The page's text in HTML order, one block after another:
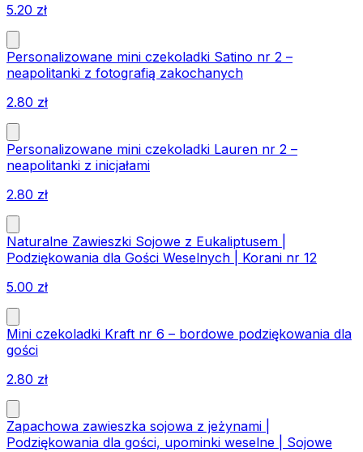
5.20 zł
Personalizowane mini czekoladki Satino nr 2 –
neapolitanki z fotografią zakochanych
2.80 zł
Personalizowane mini czekoladki Lauren nr 2 –
neapolitanki z inicjałami
2.80 zł
Naturalne Zawieszki Sojowe z Eukaliptusem |
Podziękowania dla Gości Weselnych | Korani nr 12
5.00 zł
Mini czekoladki Kraft nr 6 – bordowe podziękowania dla
gości
2.80 zł
Zapachowa zawieszka sojowa z jeżynami |
Podziękowania dla gości, upominki weselne | Sojowe